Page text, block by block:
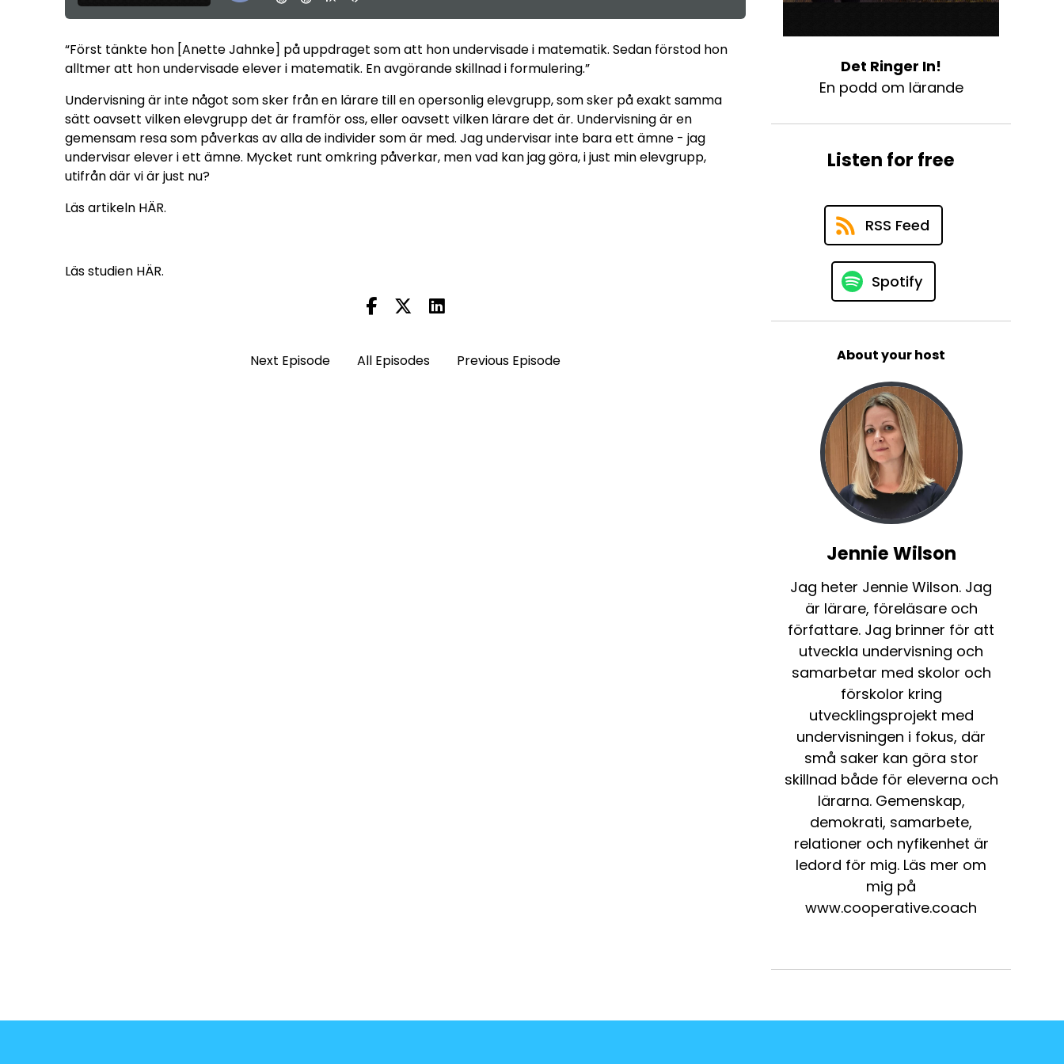
“Först tänkte hon [Anette Jahnke] på uppdraget som att hon undervisade i matematik. Sedan förstod hon
alltmer att hon undervisade elever i matematik. En avgörande skillnad i formulering.”
Undervisning är inte något som sker från en lärare till en opersonlig elevgrupp, som sker på exakt samma
sätt oavsett vilken elevgrupp det är framför oss, eller oavsett vilken lärare det är. Undervisning är en
gemensam resa som påverkas av alla de individer som är med. Jag undervisar inte bara ett ämne - jag
undervisar elever i ett ämne. Mycket runt omkring påverkar, men vad kan jag göra, i just min elevgrupp,
utifrån där vi är just nu?
Läs artikeln HÄR.
Läs studien HÄR.
Next Episode All Episodes Previous Episode
Det Ringer In!
En podd om lärande
Listen for free
RSS Feed
Spotify
About your host
Jennie Wilson
Jag heter Jennie Wilson. Jag
är lärare, föreläsare och
författare. Jag brinner för att
utveckla undervisning och
samarbetar med skolor och
förskolor kring
utvecklingsprojekt med
undervisningen i fokus, där
små saker kan göra stor
skillnad både för eleverna och
lärarna. Gemenskap,
demokrati, samarbete,
relationer och nyfikenhet är
ledord för mig. Läs mer om
mig på
www.cooperative.coach